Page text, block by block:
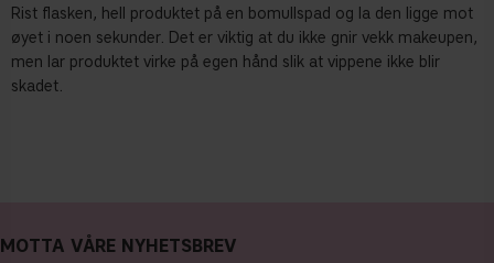
Rist flasken, hell produktet på en bomullspad og la den ligge mot
øyet i noen sekunder. Det er viktig at du ikke gnir vekk makeupen,
men lar produktet virke på egen hånd slik at vippene ikke blir
skadet.
MOTTA VÅRE NYHETSBREV